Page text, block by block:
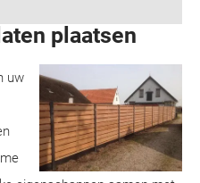
plaatsen
uw